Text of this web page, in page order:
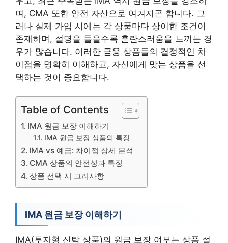
며, CMA 또한 안전 자산으로 여겨지곤 합니다. 그
러나 실제 가입 시에는 각 상품마다 상이한 조건이
존재하며, 설명을 들을수록 혼란스러움을 느끼는 경
우가 많습니다. 이러한 금융 상품들의 결정적인 차
이점을 명확히 이해하고, 자신에게 맞는 상품을 선
택하는 것이 중요합니다.
Table of Contents
IMA 원금 보장 이해하기
IMA 원금 보장 상품의 특징
IMA vs 예금: 차이점 상세 분석
CMA 상품의 안전성과 특징
상품 선택 시 고려사항
IMA 원금 보장 이해하기
IMA(투자형 신탁 상품)의 원금 보장 여부는 상품 설